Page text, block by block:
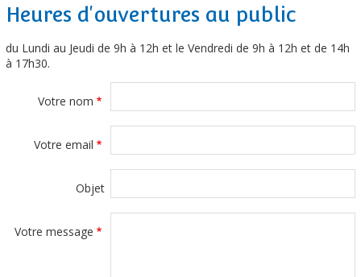
Heures d'ouvertures au public
du Lundi au Jeudi de 9h à 12h et le Vendredi de 9h à 12h et de 14h
à 17h30.
Votre nom
Votre email
Objet
Votre message